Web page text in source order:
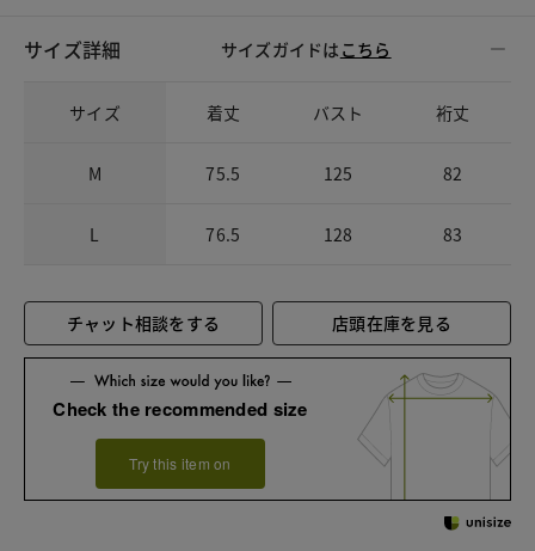
サイズ詳細 サイズガイドは こちら
サイズ 着丈 バスト 裄丈
M 75.5 125 82
L 76.5 128 83
チャット相談をする 店頭在庫を見る
Check the recommended size
Try this item on